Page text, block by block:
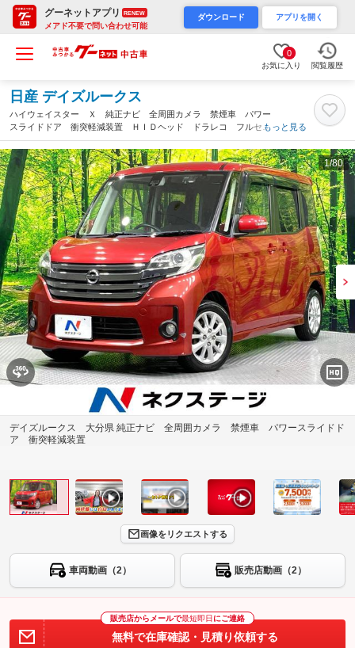
グーネットアプリ RENEW
メアド不要で問い合わせ可能
ダウンロード アプリを開く
0
お気に入り 閲覧履歴
日産 デイズルークス
ハイウェイスター Ｘ 純正ナビ 全周囲カメラ 禁煙車 パワー
スライドドア 衝突軽減装置 ＨＩＤヘッド ドラレコ フルセ
グ Ｂｌｕｅｔｏｏｔｈ再生 スマートキー オートエアコン ア
イドリングストップ 電動格納ミラー（大分県）
もっと見る
1/80
デイズルークス 大分県 純正ナビ 全周囲カメラ 禁煙車 パワースライドド
ア 衝突軽減装置
画像をリクエストする
車両動画（2） 販売店動画（2）
販売店からメールで最短即日 にご連絡
無料で在庫確認・見積り依頼する